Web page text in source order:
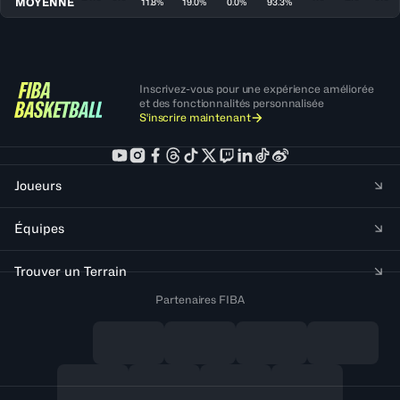
Inscrivez-vous pour une expérience améliorée
et des fonctionnalités personnalisée
S'inscrire maintenant
Joueurs
Équipes
Trouver un Terrain
Partenaires FIBA